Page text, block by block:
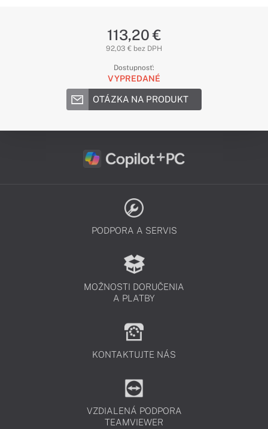
113,20 €
92,03 € bez DPH
Dostupnosť:
VYPREDANÉ
OTÁZKA NA PRODUKT
PODPORA A SERVIS
MOŽNOSTI DORUČENIA
A PLATBY
KONTAKTUJTE NÁS
VZDIALENÁ PODPORA
TEAMVIEWER